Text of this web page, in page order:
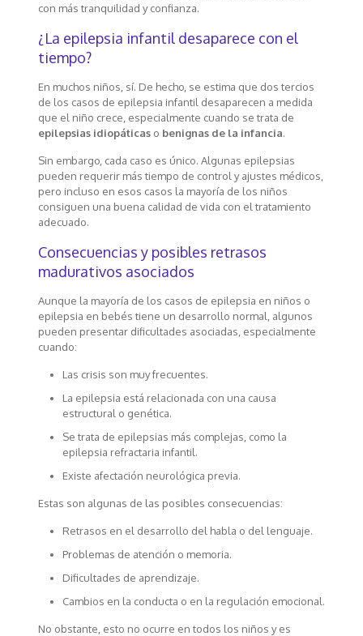
con más tranquilidad y confianza.
¿La epilepsia infantil desaparece con el
tiempo?
En muchos niños, sí. De hecho, se estima que dos tercios
de los casos de epilepsia infantil desaparecen a medida
que el niño crece, especialmente cuando se trata de
epilepsias idiopáticaso benignas de la infancia.
Sin embargo, cada caso es único. Algunas epilepsias
pueden requerir más tiempo de control y ajustes médicos,
pero incluso en esos casos la mayoría de los niños
consiguen una buena calidad de vida con el tratamiento
adecuado.
Consecuencias y posibles retrasos
madurativos asociados
Aunque la mayoría de los casos de epilepsia en niños o
epilepsia en bebés tiene un desarrollo normal, algunos
pueden presentar dificultades asociadas, especialmente
cuando:
Las crisis son muy frecuentes.
La epilepsia está relacionada con una causa
estructural o genética.
Se trata de epilepsias más complejas, como la
epilepsia refractaria infantil.
Existe afectación neurológica previa.
Estas son algunas de las posibles consecuencias:
Retrasos en el desarrollo del habla o del lenguaje.
Problemas de atención o memoria.
Dificultades de aprendizaje.
Cambios en la conducta o en la regulación emocional.
No obstante, esto no ocurre en todos los niños y es